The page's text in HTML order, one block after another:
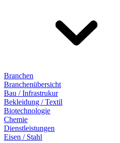
Branchen
Branchenübersicht
Bau / Infrastrukur
Bekleidung / Textil
Biotechnologie
Chemie
Dienstleistungen
Eisen / Stahl